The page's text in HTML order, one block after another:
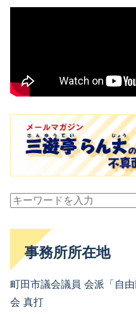
事務所所在地
町田市議会議員 会派「自
会 真打